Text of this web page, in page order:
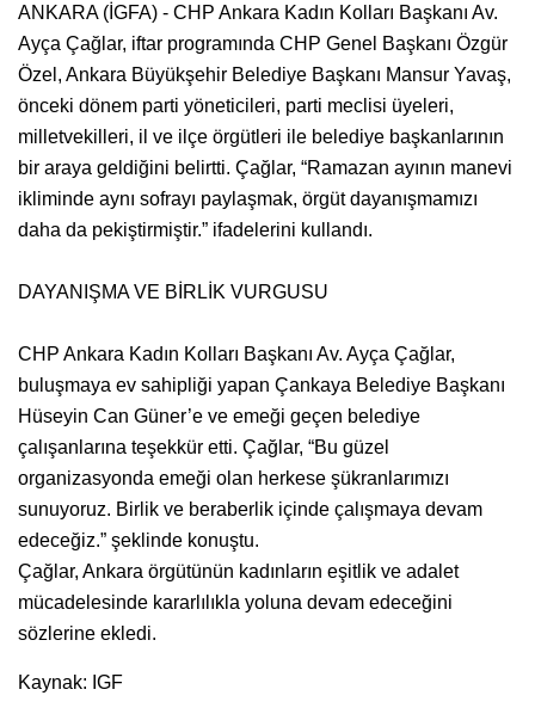
ANKARA (İGFA) - CHP Ankara Kadın Kolları Başkanı Av.
Ayça Çağlar, iftar programında CHP Genel Başkanı Özgür
Özel, Ankara Büyükşehir Belediye Başkanı Mansur Yavaş,
önceki dönem parti yöneticileri, parti meclisi üyeleri,
milletvekilleri, il ve ilçe örgütleri ile belediye başkanlarının
bir araya geldiğini belirtti. Çağlar, “Ramazan ayının manevi
ikliminde aynı sofrayı paylaşmak, örgüt dayanışmamızı
daha da pekiştirmiştir.” ifadelerini kullandı.
DAYANIŞMA VE BİRLİK VURGUSU
CHP Ankara Kadın Kolları Başkanı Av. Ayça Çağlar,
buluşmaya ev sahipliği yapan Çankaya Belediye Başkanı
Hüseyin Can Güner’e ve emeği geçen belediye
çalışanlarına teşekkür etti. Çağlar, “Bu güzel
organizasyonda emeği olan herkese şükranlarımızı
sunuyoruz. Birlik ve beraberlik içinde çalışmaya devam
edeceğiz.” şeklinde konuştu.
Çağlar, Ankara örgütünün kadınların eşitlik ve adalet
mücadelesinde kararlılıkla yoluna devam edeceğini
sözlerine ekledi.
Kaynak: IGF